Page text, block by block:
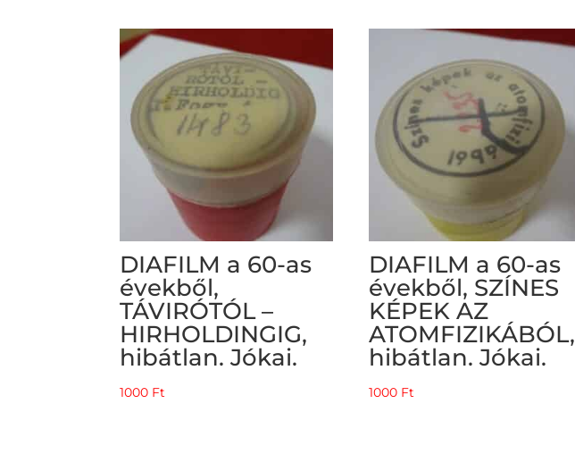
DIAFILM a 60-as
évekből,
TÁVIRÓTÓL –
HIRHOLDINGIG,
hibátlan. Jókai.
1000 Ft
DIAFILM a 60-as
évekből, SZÍNES
KÉPEK AZ
ATOMFIZIKÁBÓL,
hibátlan. Jókai.
1000 Ft